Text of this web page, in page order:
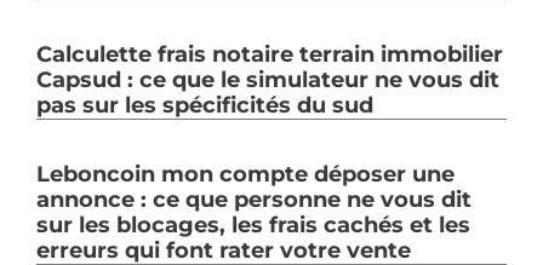
Calculette frais notaire terrain immobilier
Capsud : ce que le simulateur ne vous dit
pas sur les spécificités du sud
Leboncoin mon compte déposer une
annonce : ce que personne ne vous dit
sur les blocages, les frais cachés et les
erreurs qui font rater votre vente